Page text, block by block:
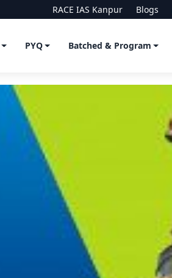
RACE IAS Kanpur Blogs
PYQ Batched & Program